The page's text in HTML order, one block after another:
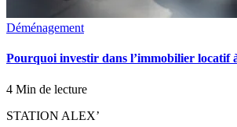
Déménagement
Pourquoi investir dans l’immobilier locatif
4 Min de lecture
STATION ALEX’